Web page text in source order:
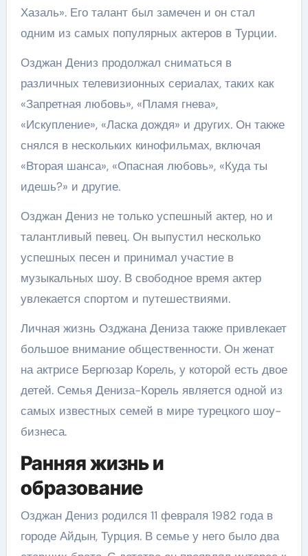
Хазаль». Его талант был замечен и он стал
одним из самых популярных актеров в Турции.
Озджан Дениз продолжал сниматься в
различных телевизионных сериалах, таких как
«Запретная любовь», «Пламя гнева»,
«Искупление», «Ласка дождя» и других. Он также
снялся в нескольких кинофильмах, включая
«Вторая шанса», «Опасная любовь», «Куда ты
идешь?» и другие.
Озджан Дениз не только успешный актер, но и
талантливый певец. Он выпустил несколько
успешных песен и принимал участие в
музыкальных шоу. В свободное время актер
увлекается спортом и путешествиями.
Личная жизнь Озджана Дениза также привлекает
большое внимание общественности. Он женат
на актрисе Бергюзар Корель, у которой есть двое
детей. Семья Дениза-Корель является одной из
самых известных семей в мире турецкого шоу-
бизнеса.
Ранняя жизнь и
образование
Озджан Дениз родился 11 февраля 1982 года в
городе Айдын, Турция. В семье у него было два